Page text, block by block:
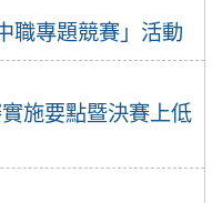
職專題競賽」活動
施要點暨決賽上低